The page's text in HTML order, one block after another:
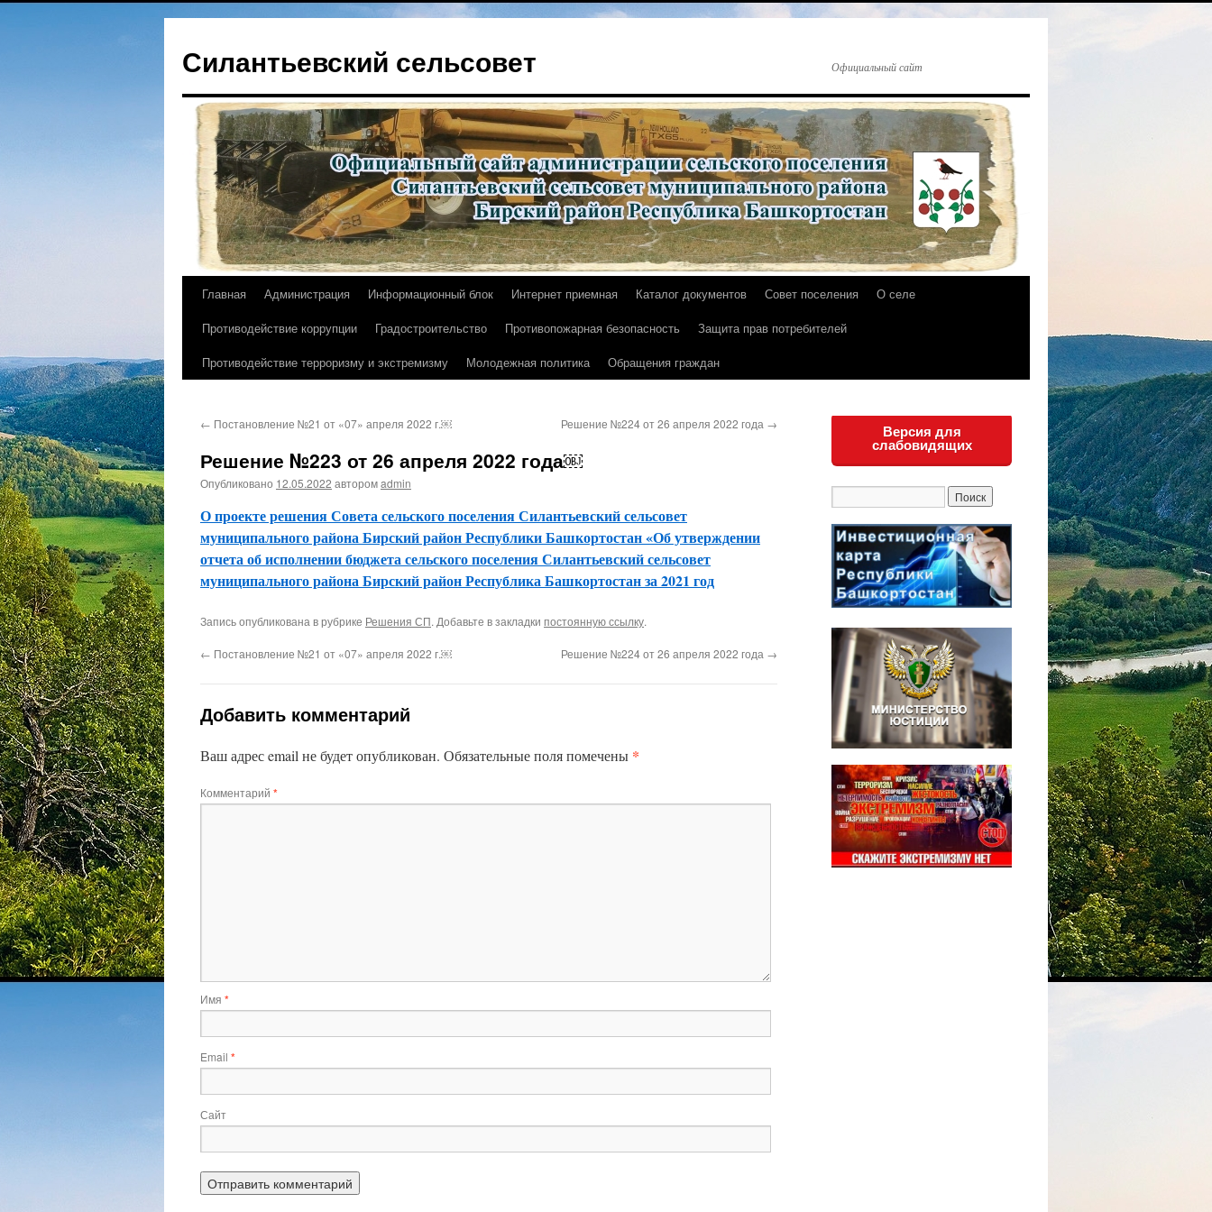
содержимому
Силантьевский сельсовет Официальный сайт
Главная Администрация Информационный блок Интернет приемная Каталог документов Совет поселения
О селе
Противодействие коррупции
Градостроительство Противопожарная безопасность
Защита прав потребителей
Противодействие терроризму и экстремизму
Молодежная политика Обращения граждан
← Постановление №21 от «07» апреля 2022 г.￼ Решение №224 от 26 апреля 2022 года →
Решение №223 от 26 апреля 2022 года￼
Опубликовано 12.05.2022 авторомadmin
О проекте решения Совета сельского поселения Силантьевский сельсовет
муниципального района Бирский район Республики Башкортостан «Об утверждении
отчета об исполнении бюджета сельского поселения Силантьевский сельсовет
муниципального района Бирский район Республика Башкортостан за 2021 год
Запись опубликована в рубрике Решения СП. Добавьте в закладки постоянную ссылку.
← Постановление №21 от «07» апреля 2022 г.￼ Решение №224 от 26 апреля 2022 года →
Добавить комментарий
Ваш адрес email не будет опубликован. Обязательные поля помечены *
Комментарий *
Имя *
Email *
Сайт
Версия для
слабовидящих